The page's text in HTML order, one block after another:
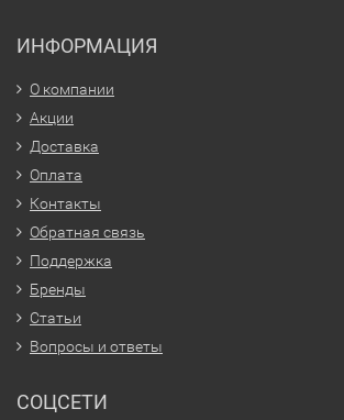
ИНФОРМАЦИЯ
О компании
Акции
Доставка
Оплата
Контакты
Обратная связь
Поддержка
Бренды
Статьи
Вопросы и ответы
СОЦСЕТИ